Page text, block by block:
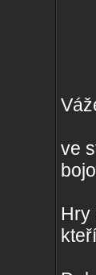
ve
Hry